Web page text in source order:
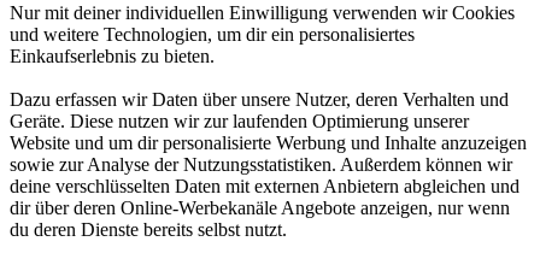
Nur mit deiner individuellen Einwilligung verwenden wir Cookies
und weitere Technologien, um dir ein personalisiertes
Einkaufserlebnis zu bieten.
Dazu erfassen wir Daten über unsere Nutzer, deren Verhalten und
Geräte. Diese nutzen wir zur laufenden Optimierung unserer
Website und um dir personalisierte Werbung und Inhalte anzuzeigen
sowie zur Analyse der Nutzungsstatistiken. Außerdem können wir
deine verschlüsselten Daten mit externen Anbietern abgleichen und
dir über deren Online-Werbekanäle Angebote anzeigen, nur wenn
du deren Dienste bereits selbst nutzt.